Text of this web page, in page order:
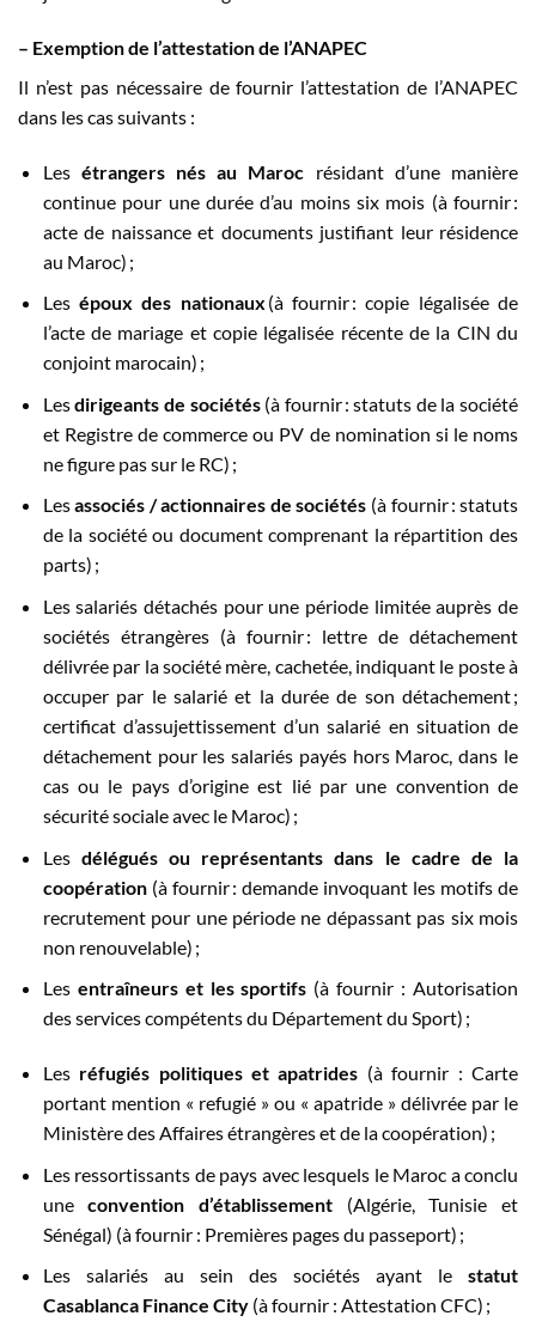
– Exemption de l’attestationde l’ANAPEC
Il n’est pas nécessaire de fournir l’attestation de l’ANAPEC
dans les cas suivants :
Les étrangers nés au Maroc résidant d’une manière
continue pour une durée d’au moins six mois (à fournir :
acte de naissance et documents justifiant leur résidence
au Maroc) ;
Lesépoux des nationaux (à fournir : copie légalisée de
l’acte de mariage et copie légalisée récente de la CIN du
conjoint marocain) ;
Lesdirigeants de sociétés(à fournir : statuts de la société
et Registre de commerce ou PV de nomination si le noms
ne figure pas sur le RC) ;
Lesassociés /actionnaires desociétés (à fournir : statuts
de la société ou document comprenant la répartition des
parts) ;
Les salariés détachés pour une période limitée auprès de
sociétés étrangères (à fournir : lettre de détachement
délivrée par la société mère, cachetée, indiquant le poste à
occuper par le salarié et la durée de son détachement ;
certificat d’assujettissement d’un salarié en situation de
détachement pour les salariés payés hors Maroc, dans le
cas ou le pays d’origine est lié par une convention de
sécurité sociale avec le Maroc) ;
Les délégués ou représentants dans le cadre de la
coopération(à fournir : demande invoquant les motifs de
recrutement pour une période ne dépassant pas six mois
non renouvelable) ;
Les entraîneurs et les sportifs (à fournir : Autorisation
des services compétents du Département du Sport) ;
Les réfugiés politiques et apatrides (à fournir : Carte
portant mention « refugié » ou « apatride » délivrée par le
Ministère des Affaires étrangères et de la coopération) ;
Les ressortissants de pays avec lesquels le Maroc a conclu
uneconvention d’établissement (Algérie, Tunisie et
Sénégal) (à fournir : Premières pages du passeport) ;
Les salariés au sein des sociétés ayant le statut
Casablanca Finance City(à fournir : Attestation CFC) ;